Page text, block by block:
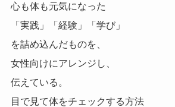
心も体も元気になった
「実践」「経験」「学び」
を詰め込んだものを、
女性向けにアレンジし、
伝えている。
目で見て体をチェックする方法